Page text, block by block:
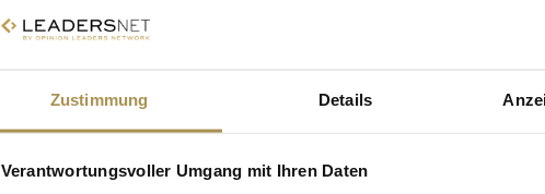
Zustimmung Details
Verantwortungsvoller Umgang mit Ihren Daten